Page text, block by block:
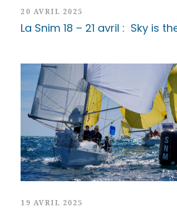
20 AVRIL 2025
La Snim 18 – 21 avril : Sky is
19 AVRIL 2025